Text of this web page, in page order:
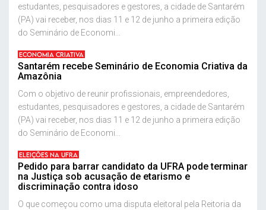
estudantes, pesquisadores e gestores, a cidade de Santarém
(PA) vai receber, nos dias 11 e 12 de junho a primeira edição
do Seminário de Economi...
ECONOMIA CRIATIVA
Santarém recebe Seminário de Economia Criativa da
Amazônia
Com o objetivo de reunir profissionais, empreendedores,
estudantes, pesquisadores e gestores, a cidade de Santarém
(PA) vai receber, nos dias 11 e 12 de junho a primeira edição
do Seminário de Economi...
ELEIÇÕES NA UFRA
Pedido para barrar candidato da UFRA pode terminar
na Justiça sob acusação de etarismo e
discriminação contra idoso
O que começou como uma disputa eleitoral pela Reitoria da